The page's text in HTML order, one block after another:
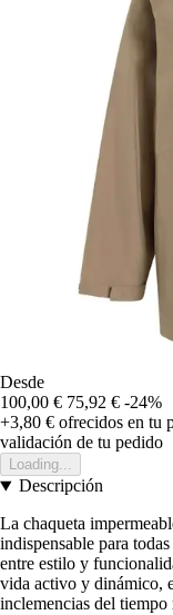
Desde
100,00 € 75,92 € -24%
+3,80 € ofrecidos en tu
validación de tu pedido
Loading...
Descripción
La chaqueta
indispensable para
entre estilo y
vida activo y dinámico,
inclemencias del tiempo